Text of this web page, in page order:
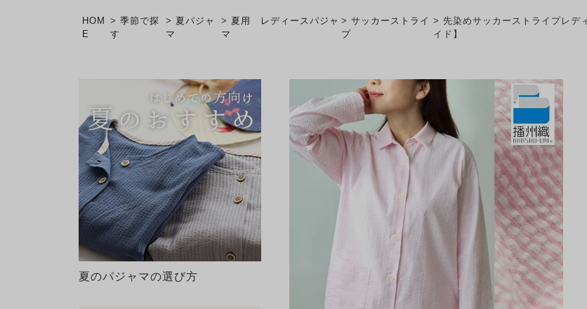
HOM
E
季節で探
す
夏パジャ
マ
夏用 レディースパジャ
マ
サッカーストライ
プ
先染めサッカーストライプレデ
イド】
夏のパジャマの選び方